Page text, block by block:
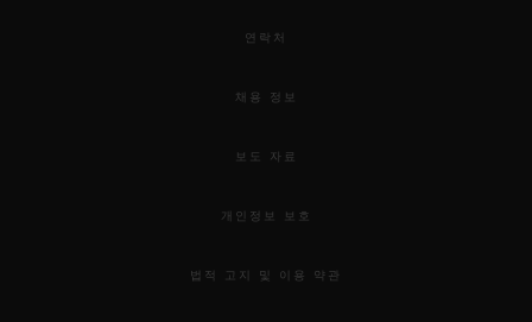
연락처
채용 정보
보도 자료
개인정보 보호
법적 고지 및 이용 약관